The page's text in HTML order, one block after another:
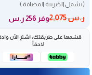
( يشمل الضريبة المضافة )
ر.س2,075 وفر 256 ر.س
قسّمها على طريقتك، اشترِ الآن
لاحقاً